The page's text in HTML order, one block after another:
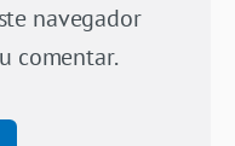
navegador
comentar.